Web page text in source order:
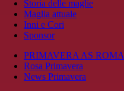
Storia delle maglie
Maglia attuale
Inni e Cori
Sponsor
PRIMAVERA AS ROMA
Rosa Primavera
News Primavera